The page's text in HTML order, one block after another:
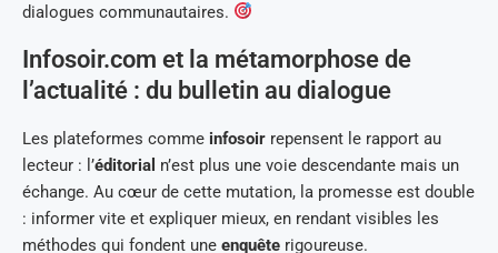
dialogues communautaires.
Infosoir.com et la métamorphose de
l’actualité : du bulletin au dialogue
Les plateformes comme infosoir repensent le rapport au
lecteur : l’éditorial n’est plus une voie descendante mais un
échange. Au cœur de cette mutation, la promesse est double
: informer vite et expliquer mieux, en rendant visibles les
méthodes qui fondent une enquête rigoureuse.